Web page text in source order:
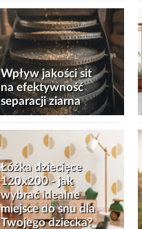
Wpływ jakości sit
na efektywność
separacji ziarna
Łóżka dziecięce
120x200 - jak
wybrać idealne
miejsce do snu dla
Twojego dziecka?